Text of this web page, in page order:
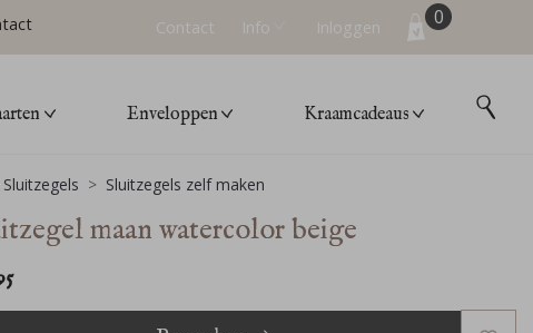
Contact Info Inloggen 0
Enveloppen Kraamcadeaus
Sluitzegels Sluitzegels zelf maken
maan watercolor beige